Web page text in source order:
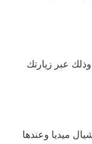
عبر زيارتك
ميديا وعندها